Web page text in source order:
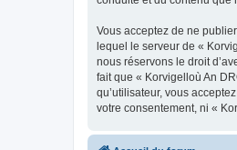
Vous acceptez de ne
lequel le serveur de «
nous réservons le droit
fait que « Korvigelloù An
qu’utilisateur, vous
votre consentement, ni «